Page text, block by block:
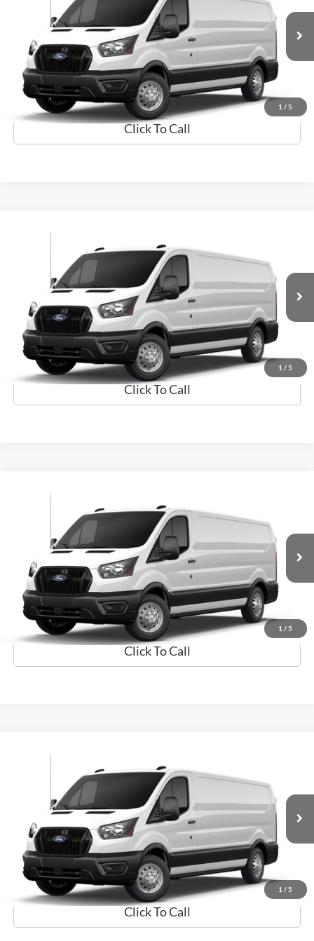
1 / 5
1FTBR1Y82TKA48364 Valores:TKA48364
Disponible Ext.
Obtener Oferta
Prueba de Manejo
Click To Call
1 / 5
Ford Transit Cargo Van
Flagship Ford Carolina
1FTBR1Y83TKA48888 Valores:TKA48888
Disponible Ext.
PRECIO
Obtener Oferta
Prueba de Manejo
Click To Call
1 / 5
Ford Transit Cargo Van
Flagship Ford Carolina
1FTBR1Y84TKA34403 Valores:TKA34403
Disponible Ext.
PRECIO
Obtener Oferta
Prueba de Manejo
Click To Call
1 / 5
Ford Transit Cargo Van
Flagship Ford Carolina
1FTBR1Y84TKA48947 Valores:TKA48947
Disponible Ext.
PRECIO
Obtener Oferta
Prueba de Manejo
Click To Call